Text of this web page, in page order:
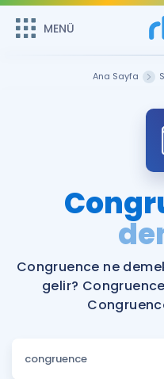
MENÜ
Şifremi
Remzi Hoca ile seni
MENÜ
Katılımcı Görüşleri
Faydalı Araçlar
Ücretsiz Kaynaklar
Puan Hesaplama
Ana Sayfa
Congruence ne
gelir?